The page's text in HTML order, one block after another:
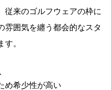
従来のゴルフウェアの枠に
雰囲気を纏う都会的なスタ
。
め希少性が高い